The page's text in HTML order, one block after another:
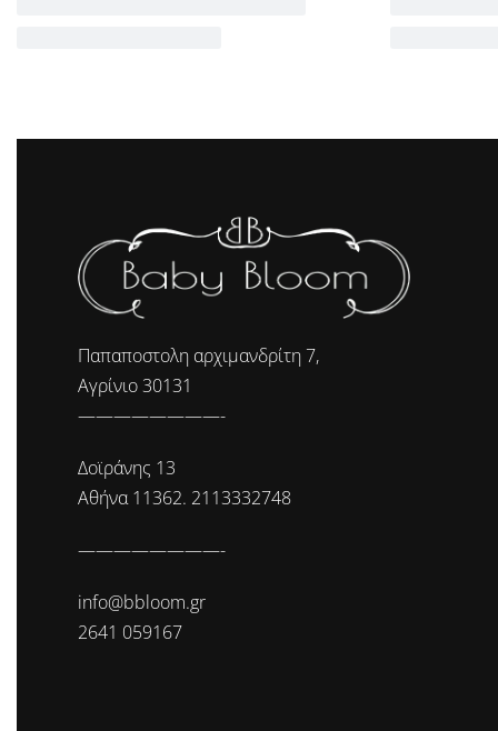
Παπαποστολη αρχιμανδρίτη 7,
Αγρίνιο 30131
————————-
Δοϊράνης 13
Αθήνα 11362. 2113332748
————————-
info@bbloom.gr
2641 059167